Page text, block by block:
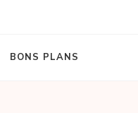
BONS PLANS